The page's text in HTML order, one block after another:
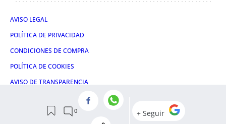
AVISO LEGAL
POLÍTICA DE PRIVACIDAD
CONDICIONES DE COMPRA
POLÍTICA DE COOKIES
AVISO DE TRANSPARENCIA